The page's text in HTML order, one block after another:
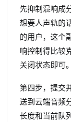
先抑制混响成
想要人声轨的
的用户，这个
响控制得比较
关闭状态即可。
第四步，提交
送到云端音频
长度和当前队